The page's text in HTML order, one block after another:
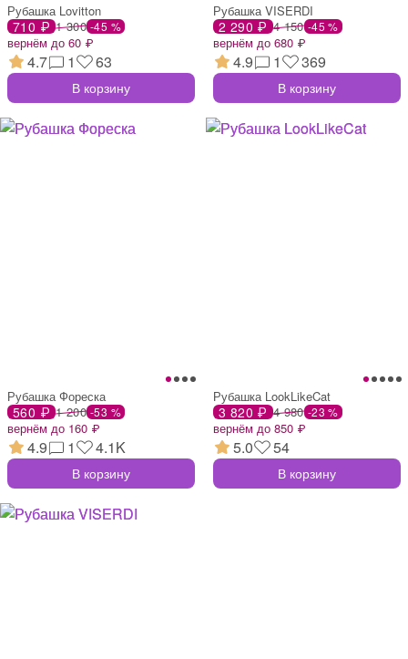
Рубашка Lovitton
710 ₽ 1 300 -45 %
вернём до 60 ₽
4.7 1 63
В корзину
Рубашка VISERDI
2 290 ₽ 4 150 -45 %
вернём до 680 ₽
4.9 1 369
В корзину
Рубашка Фореска
560 ₽ 1 200 -53 %
вернём до 160 ₽
4.9 1 4.1K
В корзину
Рубашка LookLikeCat
3 820 ₽ 4 980 -23 %
вернём до 850 ₽
5.0 54
В корзину